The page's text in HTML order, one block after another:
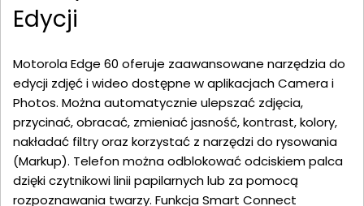
Edycji
Motorola Edge 60 oferuje zaawansowane narzędzia do
edycji zdjęć i wideo dostępne w aplikacjach Camera i
Photos. Można automatycznie ulepszać zdjęcia,
przycinać, obracać, zmieniać jasność, kontrast, kolory,
nakładać filtry oraz korzystać z narzędzi do rysowania
(Markup). Telefon można odblokować odciskiem palca
dzięki czytnikowi linii papilarnych lub za pomocą
rozpoznawania twarzy. Funkcja Smart Connect